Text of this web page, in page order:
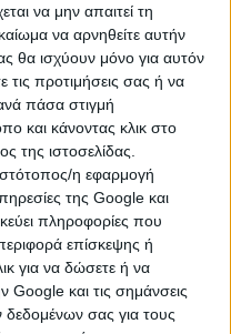
να μην απαιτεί τη
να αρνηθείτε αυτήν
θα ισχύουν μόνο για αυτόν
τις προτιμήσεις σας ή να
πάσα στιγμή
και κάνοντας κλικ στο
της ιστοσελίδας.
η εφαρμογή
της Google και
πληροφορίες που
επίσκεψης ή
για να δώσετε ή να
Google και τις σημάνσεις
σας για τους
μάτια δεν δίνει
είναι ο λόγος που
προχωρήσει σε
προκειμένου
το ζήτημα. Ήδη
Νότια
Ιταλία,Γερμανία
έστω και με
και στην Ελλάδα
το ζήτημα.
ξεκάθαρο στο χώρα μας